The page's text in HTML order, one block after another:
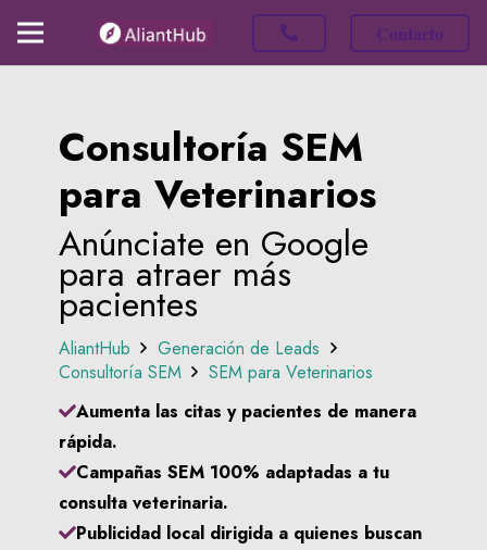
Consultoría SEM
para Veterinarios
Anúnciate en Google
para atraer más
pacientes
AliantHub
Generación de Leads
Consultoría SEM
SEM para Veterinarios
Aumenta las citas y pacientes de manera
rápida.
Campañas SEM 100% adaptadas a tu
consulta veterinaria.
Publicidad local dirigida a quienes buscan